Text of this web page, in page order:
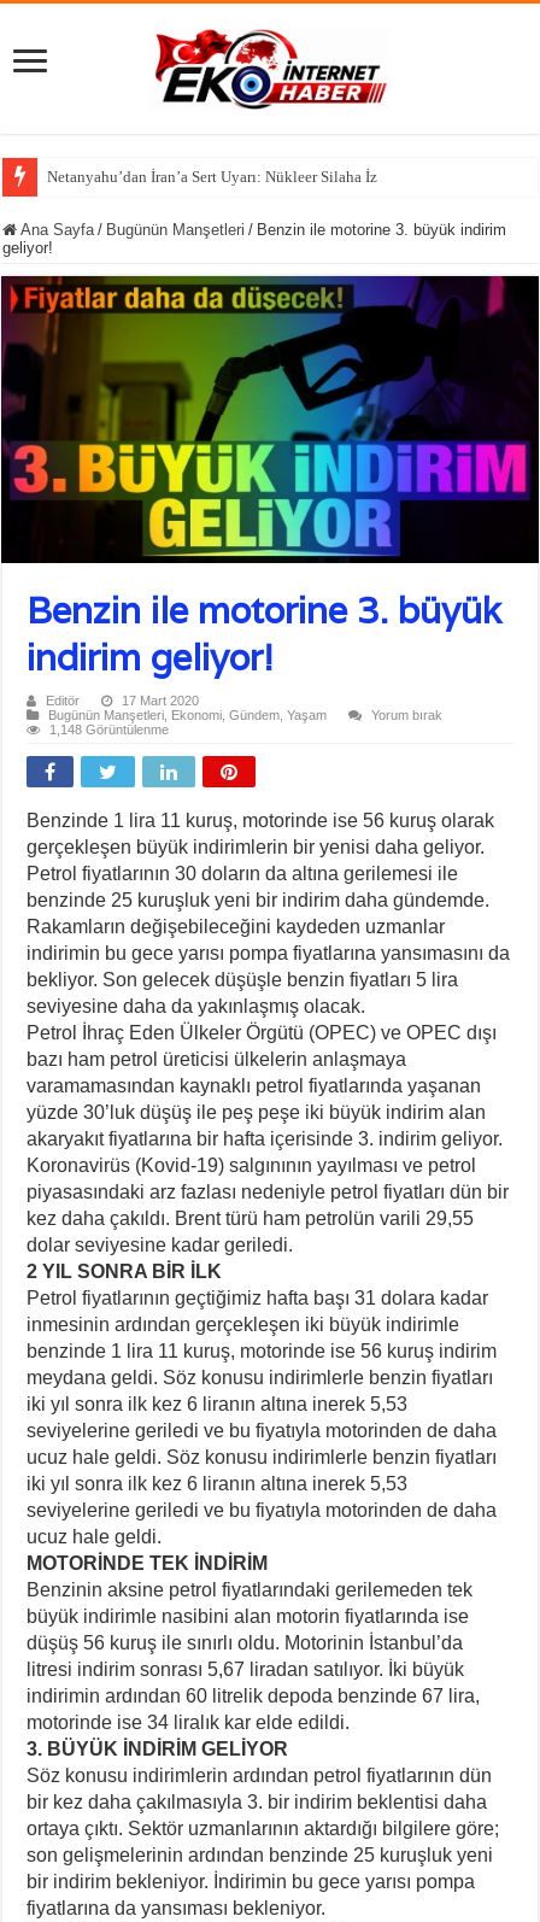
Netanyahu’dan İran’a Sert Uyarı: Nükleer Silaha İzin Vermeyeceğiz
Ana Sayfa / Bugünün Manşetleri / Benzin ile motorine 3. büyük indirim
geliyor!
Benzin ile motorine 3. büyük
indirim geliyor!
Editör
17 Mart 2020
Bugünün Manşetleri Ekonomi ,Gündem ,Yaşam
Yorum bırak
1,148 Görüntülenme
Benzinde 1 lira 11 kuruş, motorinde ise 56 kuruş olarak
gerçekleşen büyük indirimlerin bir yenisi daha geliyor.
Petrol fiyatlarının 30 doların da altına gerilemesi ile
benzinde 25 kuruşluk yeni bir indirim daha gündemde.
Rakamların değişebileceğini kaydeden uzmanlar
indirimin bu gece yarısı pompa fiyatlarına yansımasını da
bekliyor. Son gelecek düşüşle benzin fiyatları 5 lira
seviyesine daha da yakınlaşmış olacak.
Petrol İhraç Eden Ülkeler Örgütü (OPEC) ve OPEC dışı
bazı ham petrol üreticisi ülkelerin anlaşmaya
varamamasından kaynaklı petrol fiyatlarında yaşanan
yüzde 30’luk düşüş ile peş peşe iki büyük indirim alan
akaryakıt fiyatlarına bir hafta içerisinde 3. indirim geliyor.
Koronavirüs (Kovid-19) salgınının yayılması ve petrol
piyasasındaki arz fazlası nedeniyle petrol fiyatları dün bir
kez daha çakıldı. Brent türü ham petrolün varili 29,55
dolar seviyesine kadar geriledi.
2 YIL SONRA BİR İLK
Petrol fiyatlarının geçtiğimiz hafta başı 31 dolara kadar
inmesinin ardından gerçekleşen iki büyük indirimle
benzinde 1 lira 11 kuruş, motorinde ise 56 kuruş indirim
meydana geldi. Söz konusu indirimlerle benzin fiyatları
iki yıl sonra ilk kez 6 liranın altına inerek 5,53
seviyelerine geriledi ve bu fiyatıyla motorinden de daha
ucuz hale geldi. Söz konusu indirimlerle benzin fiyatları
iki yıl sonra ilk kez 6 liranın altına inerek 5,53
seviyelerine geriledi ve bu fiyatıyla motorinden de daha
ucuz hale geldi.
MOTORİNDE TEK İNDİRİM
Benzinin aksine petrol fiyatlarındaki gerilemeden tek
büyük indirimle nasibini alan motorin fiyatlarında ise
düşüş 56 kuruş ile sınırlı oldu. Motorinin İstanbul’da
litresi indirim sonrası 5,67 liradan satılıyor. İki büyük
indirimin ardından 60 litrelik depoda benzinde 67 lira,
motorinde ise 34 liralık kar elde edildi.
3. BÜYÜK İNDİRİM GELİYOR
Söz konusu indirimlerin ardından petrol fiyatlarının dün
bir kez daha çakılmasıyla 3. bir indirim beklentisi daha
ortaya çıktı. Sektör uzmanlarının aktardığı bilgilere göre;
son gelişmelerinin ardından benzinde 25 kuruşluk yeni
bir indirim bekleniyor. İndirimin bu gece yarısı pompa
fiyatlarına da yansıması bekleniyor.